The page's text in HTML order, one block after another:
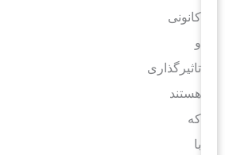
کانونی
تاثیرگذاری
هستند